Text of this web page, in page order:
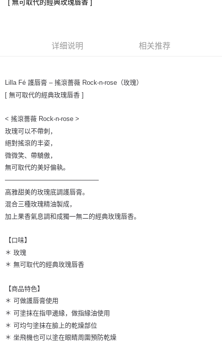
[ 無可取代的經典玫瑰唇香 ]
详细说明 相关推荐
Lilla Fé 護唇膏 – 搖滾薔薇 Rock-n-rose（玫瑰）
[ 無可取代的經典玫瑰唇香 ]
< 搖滾薔薇 Rock-n-rose >
玫瑰可以不帶刺，
絕對搖滾的丰姿，
微微笑、帶驕傲，
無可取代的美好偏執。
─────────────────────
高雅甜美的玫瑰底調護唇膏。
混合三種玫瑰精油製成，
加上果香氣息調和成獨一無二的經典玫瑰唇香。
【口味】
＊ 玫瑰
＊ 無可取代的經典玫瑰唇香
【商品特色】
＊ 可做護唇膏使用
＊ 可塗抹在指甲邊緣，做指緣油使用
＊ 可均勻塗抹在臉上的乾燥部位
＊ 坐飛機也可以塗在眼睛周圍預防乾燥